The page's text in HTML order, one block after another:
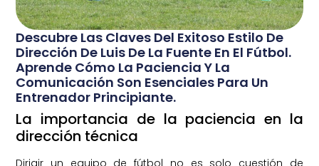
Descubre Las Claves Del Exitoso Estilo De
Dirección De Luis De La Fuente En El Fútbol.
Aprende Cómo La Paciencia Y La
Comunicación Son Esenciales Para Un
Entrenador Principiante.
La importancia de la paciencia en la
dirección técnica
Dirigir un equipo de fútbol no es solo cuestión de